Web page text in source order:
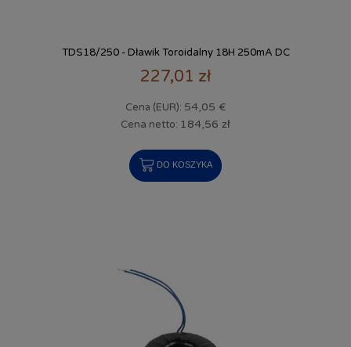
TDS18/250 - Dławik Toroidalny 18H 250mA DC
227,01 zł
Cena (EUR): 54,05 €
Cena netto: 184,56 zł
DO KOSZYKA